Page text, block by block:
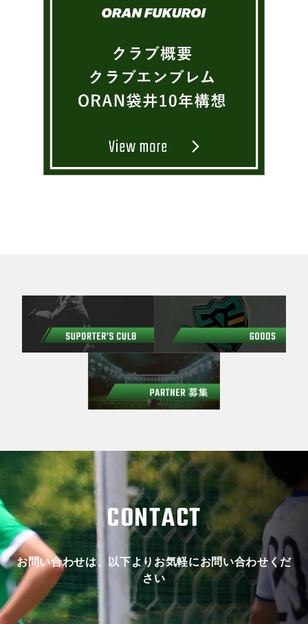
CONTACT
お問い合わせは、以下よりお気軽にお問い合わせくだ
さい